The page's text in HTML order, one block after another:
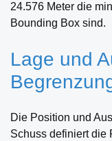
24.576 Meter die
Bounding Box sind.
Lage und
Die Position und
Schuss definiert die